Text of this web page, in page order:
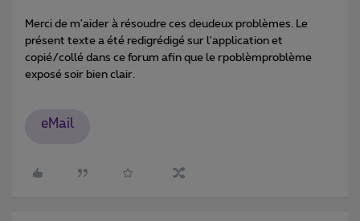
Merci de m'aider à résoudre ces deudeux problèmes. Le
présent texte a été redigrédigé sur l'application et
copié/collé dans ce forum afin que le rpoblèmproblème
exposé soir bien clair.
eMail